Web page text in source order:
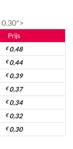
0.30">
Prijs
€0,48
€0,44
€0,39
€0,37
€0,34
€0,32
€0,30